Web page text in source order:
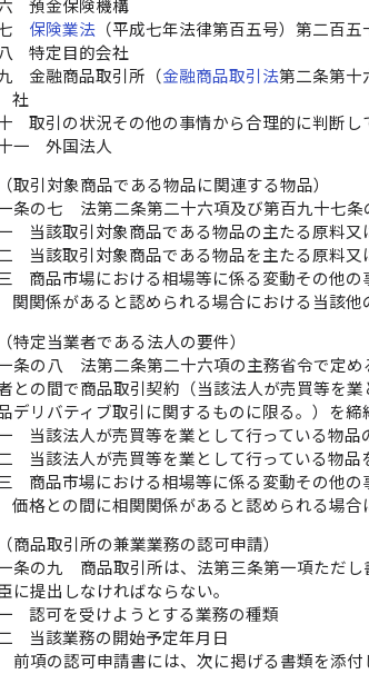
預金保険機構
保険業法 （平成七年法律第百五号）第二百
八
特定目的会社
金融商品取引所（金融商品取引法第二条第十
社
取引の状況その他の事情から合理的に判断
一
外国法人
（取引対象商品である物品に関連する物品）
条の七
法第二条第二十六項及び第百九十七
当該取引対象商品である物品の主たる原料
当該取引対象商品である物品を主たる原料又
商品市場における相場等に係る変動その他
関関係があると認められる場合における当該他
（特定当業者である法人の要件）
条の八
法第二条第二十六項の主務省令で定
との間で商品取引契約（当該法人が売買等を
デリバティブ取引に関するものに限る。）を
当該法人が売買等を業として行っている物
当該法人が売買等を業として行っている物
商品市場における相場等に係る変動その他
価格との間に相関関係があると認められる場
（商品取引所の兼業業務の認可申請）
条の九
商品取引所は、法第三条第一項ただ
臣に提出しなければならない。
認可を受けようとする業務の種類
当該業務の開始予定年月日
前項の認可申請書には、次に掲げる書類を添付